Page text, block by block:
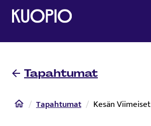
Etusivulle
Tapahtumat
Etusivu
Tapahtumat Kesän Viimeiset